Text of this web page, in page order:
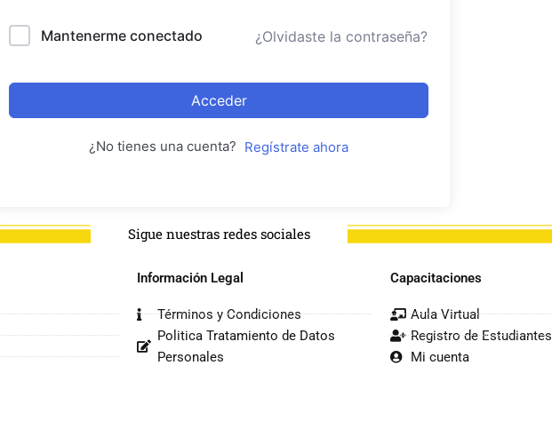
Mantenerme conectado ¿Olvidaste la contraseña?
Acceder
¿No tienes una cuenta? Regístrate ahora
Sigue nuestras redes sociales
Información Legal
Términos y Condiciones
Politica Tratamiento de Datos
Personales
Capacitaciones
Aula Virtual
Registro de Estudiantes
Mi cuenta